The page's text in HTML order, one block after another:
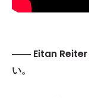
―― Eitan Reiter
い。